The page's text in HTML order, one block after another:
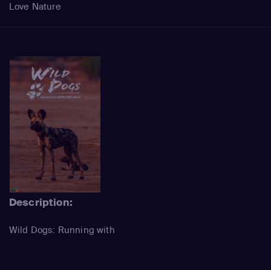
Love Nature
Description:
Wild Dogs: Running with